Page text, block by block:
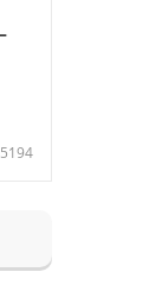
5194